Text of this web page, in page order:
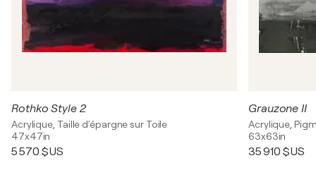
Rothko Style 2
Acrylique, Taille d'épargne sur Toile
47x47in
5 570 $US
Grauzone II
Acrylique,
63x63in
35 910 $US